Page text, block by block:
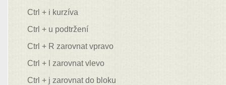
Ctrl + i kurzíva
Ctrl + u podtržení
Ctrl + R zarovnat vpravo
Ctrl + l zarovnat vlevo
Ctrl + j zarovnat do bloku